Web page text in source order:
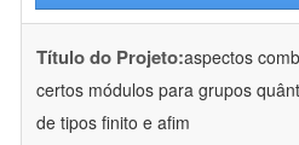
Título do Projeto:aspectos
certos módulos para grupos
de tipos finito e afim